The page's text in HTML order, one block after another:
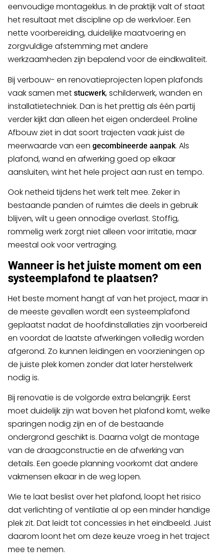
eenvoudige montageklus. In de praktijk valt of staat
het resultaat met discipline op de werkvloer. Een
nette voorbereiding, duidelijke maatvoering en
zorgvuldige afstemming met andere
werkzaamheden zijn bepalend voor de eindkwaliteit.
Bij verbouw- en renovatieprojecten lopen plafonds
vaak samen met stucwerk, schilderwerk, wanden en
installatietechniek. Dan is het prettig als één partij
verder kijkt dan alleen het eigen onderdeel. Proline
Afbouw ziet in dat soort trajecten vaak juist de
meerwaarde van een gecombineerde aanpak. Als
plafond, wand en afwerking goed op elkaar
aansluiten, wint het hele project aan rust en tempo.
Ook netheid tijdens het werk telt mee. Zeker in
bestaande panden of ruimtes die deels in gebruik
blijven, wilt u geen onnodige overlast. Stoffig,
rommelig werk zorgt niet alleen voor irritatie, maar
meestal ook voor vertraging.
Wanneer is het juiste moment om een
systeemplafond te plaatsen?
Het beste moment hangt af van het project, maar in
de meeste gevallen wordt een systeemplafond
geplaatst nadat de hoofdinstallaties zijn voorbereid
en voordat de laatste afwerkingen volledig worden
afgerond. Zo kunnen leidingen en voorzieningen op
de juiste plek komen zonder dat later herstelwerk
nodig is.
Bij renovatie is de volgorde extra belangrijk. Eerst
moet duidelijk zijn wat boven het plafond komt, welke
sparingen nodig zijn en of de bestaande
ondergrond geschikt is. Daarna volgt de montage
van de draagconstructie en de afwerking van
details. Een goede planning voorkomt dat andere
vakmensen elkaar in de weg lopen.
Wie te laat beslist over het plafond, loopt het risico
dat verlichting of ventilatie al op een minder handige
plek zit. Dat leidt tot concessies in het eindbeeld. Juist
daarom loont het om deze keuze vroeg in het traject
mee te nemen.